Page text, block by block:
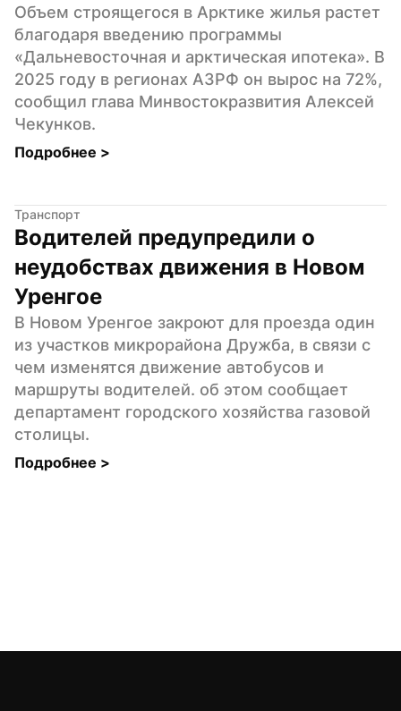
Объем строящегося в Арктике жилья растет
благодаря введению программы
«Дальневосточная и арктическая ипотека». В
2025 году в регионах АЗРФ он вырос на 72%,
сообщил глава Минвостокразвития Алексей
Чекунков.
Подробнее >
Транспорт
Водителей предупредили о
неудобствах движения в Новом
Уренгое
В Новом Уренгое закроют для проезда один
из участков микрорайона Дружба, в связи с
чем изменятся движение автобусов и
маршруты водителей. об этом сообщает
департамент городского хозяйства газовой
столицы.
Подробнее >